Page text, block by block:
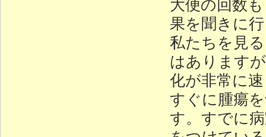
果を聞きに
私たちを見
はあります
化が非常に
すぐに腫瘍
す。すでに